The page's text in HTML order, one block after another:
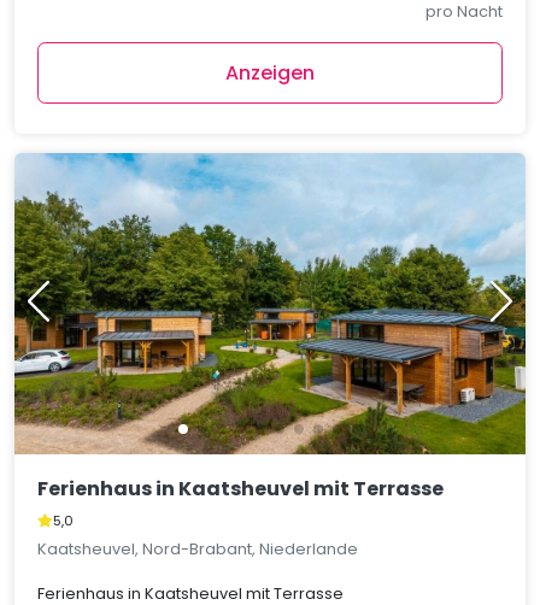
pro Nacht
Anzeigen
Ferienhaus in Kaatsheuvel mit Terrasse
5,0
Kaatsheuvel, Nord-Brabant, Niederlande
Ferienhaus in Kaatsheuvel mit Terrasse